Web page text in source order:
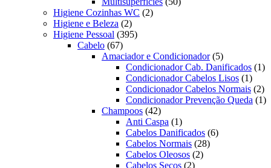
Higiene Cozinhas WC 22
Higiene e Beleza 22
produtos
Higiene Pessoal 395395
Cabelo 6767
produtos
Amaciador e Condicionador 55
produtos
Condicionador Cab. Danificados 11
Condicionador Cabelos Lisos 11
Condicionador Cabelos Normais 22
Condicionador Prevenção Queda 11
Champoos 4242
produtos
Anti Caspa 11
produto
Cabelos Danificados 66
Cabelos Normais 2828
Cabelos Oleosos 22
Cabelos Secos 22